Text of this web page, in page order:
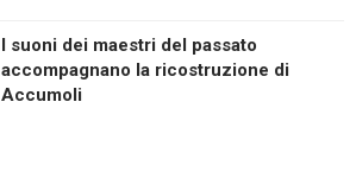
I suoni dei maestri del passato
accompagnano la ricostruzione di
Accumoli